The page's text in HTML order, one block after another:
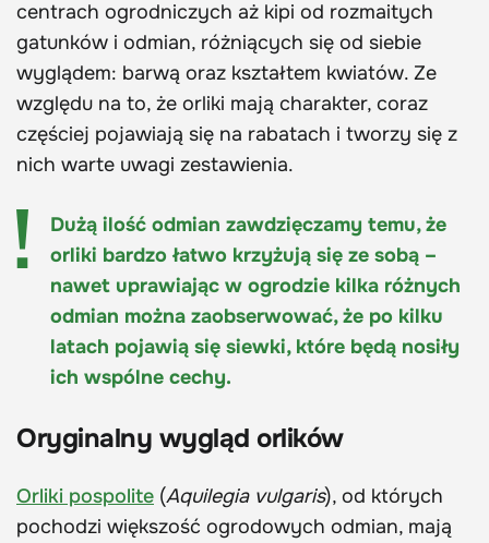
centrach ogrodniczych aż kipi od rozmaitych
gatunków i odmian, różniących się od siebie
wyglądem: barwą oraz kształtem kwiatów. Ze
względu na to, że orliki mają charakter, coraz
częściej pojawiają się na rabatach i tworzy się z
nich warte uwagi zestawienia.
Dużą ilość odmian zawdzięczamy temu, że
orliki bardzo łatwo krzyżują się ze sobą –
nawet uprawiając w ogrodzie kilka różnych
odmian można zaobserwować, że po kilku
latach pojawią się siewki, które będą nosiły
ich wspólne cechy.
Oryginalny wygląd orlików
Orliki pospolite (Aquilegia vulgaris), od których
pochodzi większość ogrodowych odmian, mają